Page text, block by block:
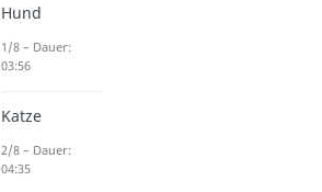
Hund
1/8 – Dauer:
03:56
Katze
2/8 – Dauer:
04:35